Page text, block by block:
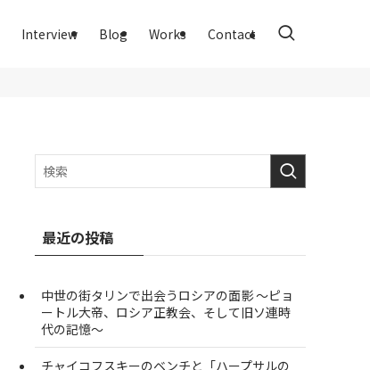
Interview Blog Works Contact
最近の投稿
中世の街タリンで出会うロシアの面影 ～ピョ
ートル大帝、ロシア正教会、そして旧ソ連時
代の記憶～
チャイコフスキーのベンチと「ハープサルの